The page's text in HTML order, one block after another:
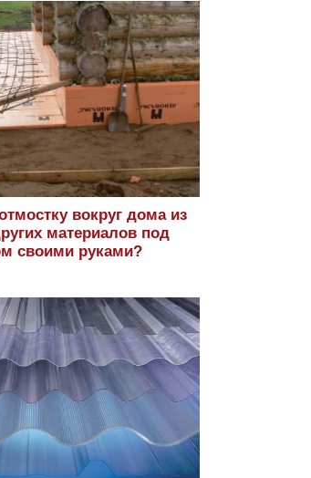
вокруг дома из
материалов под
своими руками?